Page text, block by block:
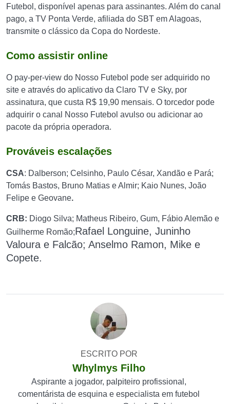
Futebol, disponível apenas para assinantes. Além do canal
pago, a TV Ponta Verde, afiliada do SBT em Alagoas,
transmite o clássico da Copa do Nordeste.
Como assistir online
O pay-per-view do Nosso Futebol pode ser adquirido no
site e através do aplicativo da Claro TV e Sky, por
assinatura, que custa R$ 19,90 mensais. O torcedor pode
adquirir o canal Nosso Futebol avulso ou adicionar ao
pacote da própria operadora.
Prováveis escalações
CSA: Dalberson; Celsinho, Paulo César, Xandão e Pará;
Tomás Bastos, Bruno Matias e Almir; Kaio Nunes, João
Felipe e Geovane.
CRB: Diogo Silva; Matheus Ribeiro, Gum, Fábio Alemão e
Guilherme Romão;Rafael Longuine, Juninho
Valoura e Falcão; Anselmo Ramon, Mike e
Copete.
ESCRITO POR
Whylmys Filho
Aspirante a jogador, palpiteiro profissional,
comentárista de esquina e especialista em futebol